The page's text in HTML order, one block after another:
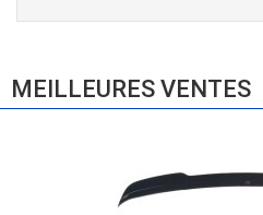
E83
MEILLEURES VENTES